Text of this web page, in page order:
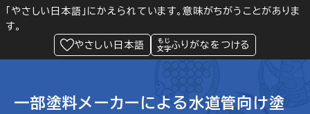
「やさしい日本語」にかえられています。意味がちがうことがありま
す。
やさしい日本語
ふりがなをつける
Language 閲覧支援
緊急情報
一部塗料メーカーによる水道管向け塗